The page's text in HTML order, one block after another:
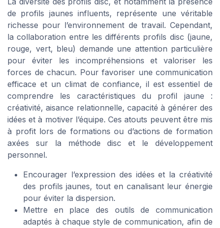
de profils jaunes influents, représente une véritable
richesse pour l’environnement de travail. Cependant,
la collaboration entre les différents profils disc (jaune,
rouge, vert, bleu) demande une attention particulière
pour éviter les incompréhensions et valoriser les
forces de chacun. Pour favoriser une communication
efficace et un climat de confiance, il est essentiel de
comprendre les caractéristiques du profil jaune :
créativité, aisance relationnelle, capacité à générer des
idées et à motiver l’équipe. Ces atouts peuvent être mis
à profit lors de formations ou d’actions de formation
axées sur la méthode disc et le développement
personnel.
Encourager l’expression des idées et la créativité
des profils jaunes, tout en canalisant leur énergie
pour éviter la dispersion.
Mettre en place des outils de communication
adaptés à chaque style de communication, afin de